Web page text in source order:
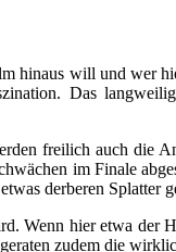
hinaus will und wer
Das
freilich auch die
im Finale
derberen Splatter
Wenn hier etwa
zudem die